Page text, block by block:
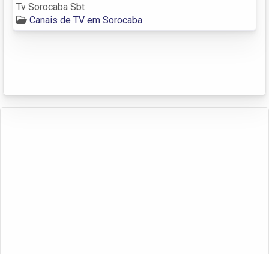
Tv Sorocaba Sbt
Canais de TV em Sorocaba